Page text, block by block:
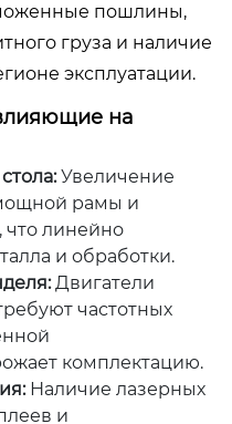
пошлины,
груза и наличие
эксплуатации.
на
Увеличение
рамы и
линейно
и обработки.
Двигатели
частотных
комплектацию.
Наличие лазерных
и